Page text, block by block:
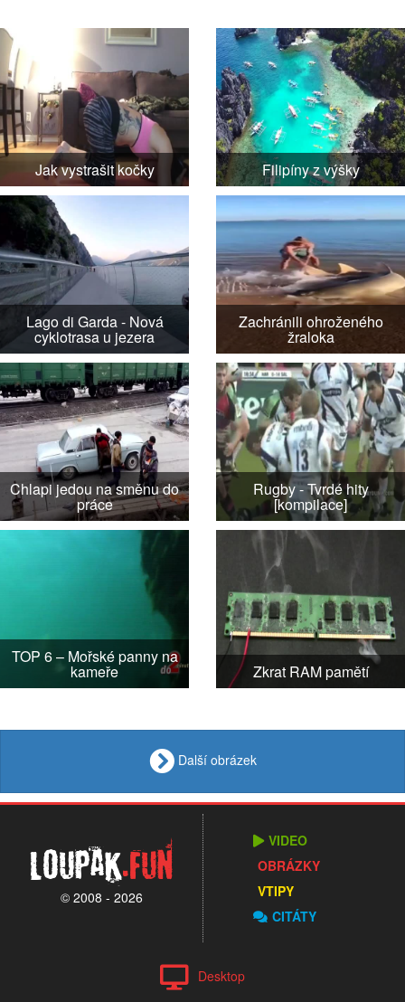
Jak vystrašit kočky Filipíny z výšky
Lago di Garda - Nová
cyklotrasa u jezera
Zachránili ohroženého
žraloka
Chlapi jedou na směnu do
práce
Rugby - Tvrdé hity
[kompilace]
TOP 6 – Mořské panny na
kameře Zkrat RAM pamětí
Další obrázek
Loupak.fun
© 2008 - 2026
VIDEO
OBRÁZKY
VTIPY
CITÁTY
Desktop